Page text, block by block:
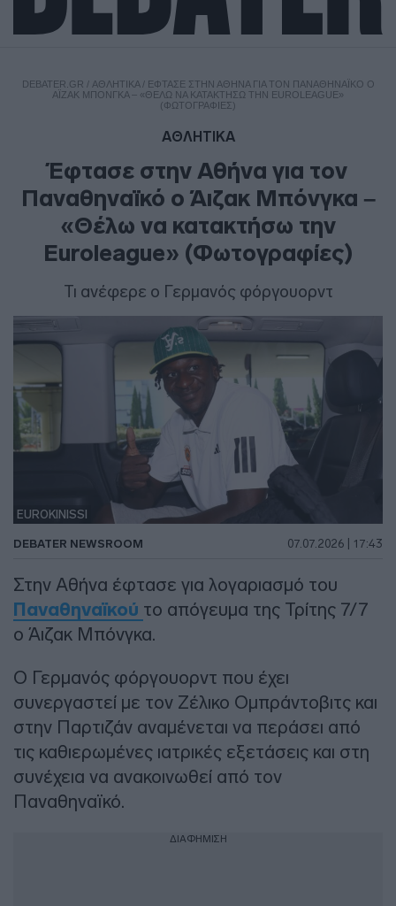
DEBATER.GR / ΑΘΛΗΤΙΚΑ/ ΈΦΤΑΣΕ ΣΤΗΝ ΑΘΉΝΑ ΓΙΑ ΤΟΝ ΠΑΝΑΘΗΝΑΪΚΌ Ο
ΆΙΖΑΚ ΜΠΌΝΓΚΑ – «ΘΈΛΩ ΝΑ ΚΑΤΑΚΤΉΣΩ ΤΗΝ EUROLEAGUE»
(ΦΩΤΟΓΡΑΦΊΕΣ)
ΑΘΛΗΤΙΚΑ
Έφτασε στην Αθήνα για τον
Παναθηναϊκό ο Άιζακ Μπόνγκα –
«Θέλω να κατακτήσω την
Euroleague» (Φωτογραφίες)
Τι ανέφερε ο Γερμανός φόργουορντ
EUROKINISSI
DEBATER NEWSROOM 07.07.2026 | 17:43
Στην Αθήνα έφτασε για λογαριασμό του
Παναθηναϊκού το απόγευμα της Τρίτης 7/7
ο Άιζακ Μπόνγκα.
Ο Γερμανός φόργουορντ που έχει
συνεργαστεί με τον Ζέλικο Ομπράντοβιτς και
στην Παρτιζάν αναμένεται να περάσει από
τις καθιερωμένες ιατρικές εξετάσεις και στη
συνέχεια να ανακοινωθεί από τον
Παναθηναϊκό.
ΔΙΑΦΗΜΙΣΗ